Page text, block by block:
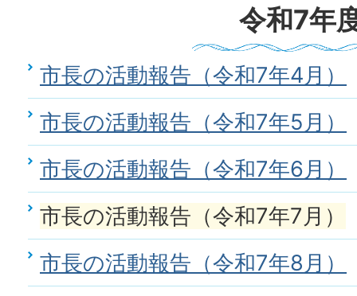
令和7年
市長の活動報告（令和7年4月）
市長の活動報告（令和7年5月）
市長の活動報告（令和7年6月）
市長の活動報告（令和7年7月）
市長の活動報告（令和7年8月）